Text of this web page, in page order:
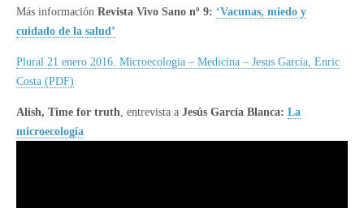
Más información Revista Vivo Sano nº 9: ‘Vacunas, miedo y
cuidado de la salud’
Plural 21 enero 2016. Microecologia – Medicina – Jesus Garcia, Enric
Costa (PDF)
Alish, Time for truth, entrevista a Jesús García Blanca: La
microecología